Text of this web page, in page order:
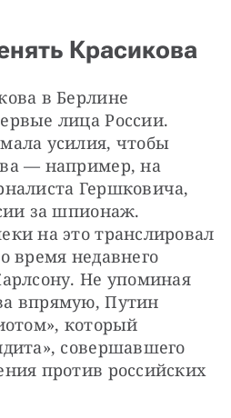
Красикова
в Берлине
лица России.
усилия, чтобы
— например, на
Гершковича,
за шпионаж.
на это транслировал
время недавнего
Не упоминая
который
совершавшего
против российских